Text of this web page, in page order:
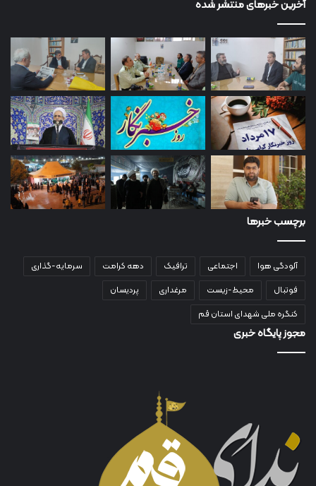
آخرین خبرهای منتشر شده
برچسب خبرها
آلودگی هوا اجتماعی ترافیک دهه کرامت
سرمایه-گذاری
فوتبال
محیط-زیست مرغداری
پردیسان
کنگره ملی شهدای استان قم
مجوز پایگاه خبری